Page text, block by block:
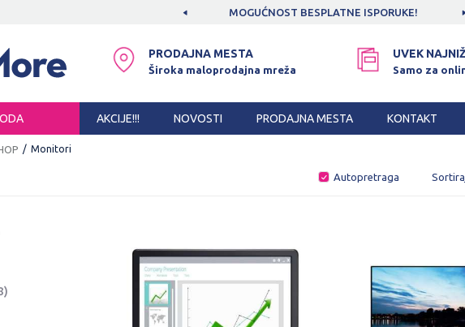
PLAĆANJE PLATNIM KARTICAMA! MOGUĆNOST BESPLATNE ISPORUKE!
PRODAJNA MESTA
Široka maloprodajna mreža
UVEK
Samo za
AKCIJE!!! NOVOSTI PRODAJNA MESTA KONTAKT
Monitori
Autopretraga